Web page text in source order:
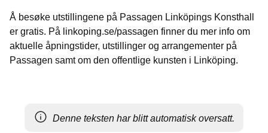
Å besøke utstillingene på Passagen Linköpings Konsthall
er gratis. På linkoping.se/passagen finner du mer info om
aktuelle åpningstider, utstillinger og arrangementer på
Passagen samt om den offentlige kunsten i Linköping.
Denne teksten har blitt automatisk oversatt.